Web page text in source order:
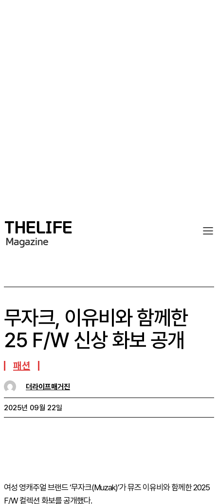
무자크, 이유비와 함께한
25 F/W 신상 화보 공개
패션
더라이프매거진
2025년 09월 22일
여성 영캐주얼 브랜드 ‘무자크(Muzak)’가 뮤즈 이유비와 함께한 2025
F/W 컬렉션 화보를 공개했다.